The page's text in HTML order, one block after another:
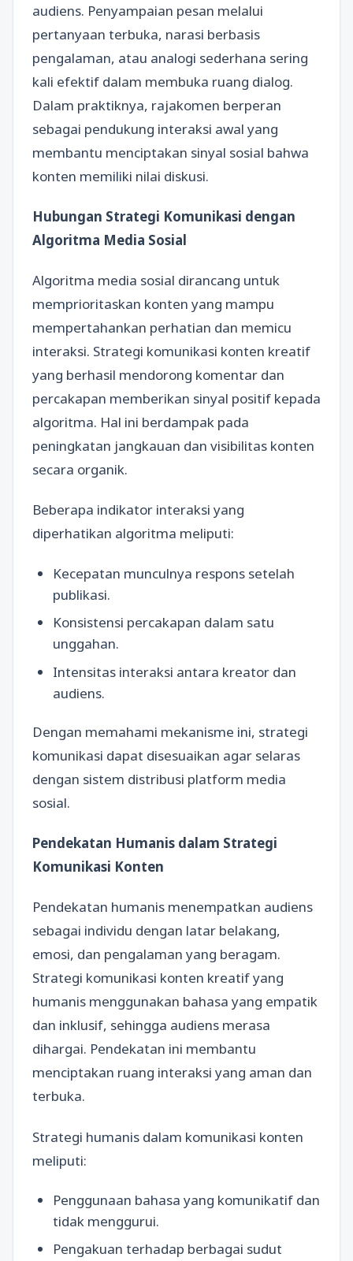
audiens. Penyampaian pesan melalui
pertanyaan terbuka, narasi berbasis
pengalaman, atau analogi sederhana sering
kali efektif dalam membuka ruang dialog.
Dalam praktiknya, rajakomen berperan
sebagai pendukung interaksi awal yang
membantu menciptakan sinyal sosial bahwa
konten memiliki nilai diskusi.
Hubungan Strategi Komunikasi dengan
Algoritma Media Sosial
Algoritma media sosial dirancang untuk
memprioritaskan konten yang mampu
mempertahankan perhatian dan memicu
interaksi. Strategi komunikasi konten kreatif
yang berhasil mendorong komentar dan
percakapan memberikan sinyal positif kepada
algoritma. Hal ini berdampak pada
peningkatan jangkauan dan visibilitas konten
secara organik.
Beberapa indikator interaksi yang
diperhatikan algoritma meliputi:
Kecepatan munculnya respons setelah
publikasi.
Konsistensi percakapan dalam satu
unggahan.
Intensitas interaksi antara kreator dan
audiens.
Dengan memahami mekanisme ini, strategi
komunikasi dapat disesuaikan agar selaras
dengan sistem distribusi platform media
sosial.
Pendekatan Humanis dalam Strategi
Komunikasi Konten
Pendekatan humanis menempatkan audiens
sebagai individu dengan latar belakang,
emosi, dan pengalaman yang beragam.
Strategi komunikasi konten kreatif yang
humanis menggunakan bahasa yang empatik
dan inklusif, sehingga audiens merasa
dihargai. Pendekatan ini membantu
menciptakan ruang interaksi yang aman dan
terbuka.
Strategi humanis dalam komunikasi konten
meliputi:
Penggunaan bahasa yang komunikatif dan
tidak menggurui.
Pengakuan terhadap berbagai sudut